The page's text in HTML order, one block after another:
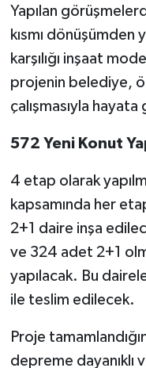
Yapılan
kısmı dönüşümden
karşılığı inşaat
projenin belediye,
çalışmasıyla
572 Yeni Konut
4 etap olarak
kapsamında her
2+1 daire inşa
ve 324 adet 2+1
yapılacak. Bu
ile teslim edilecek.
Proje
depreme dayanıklı